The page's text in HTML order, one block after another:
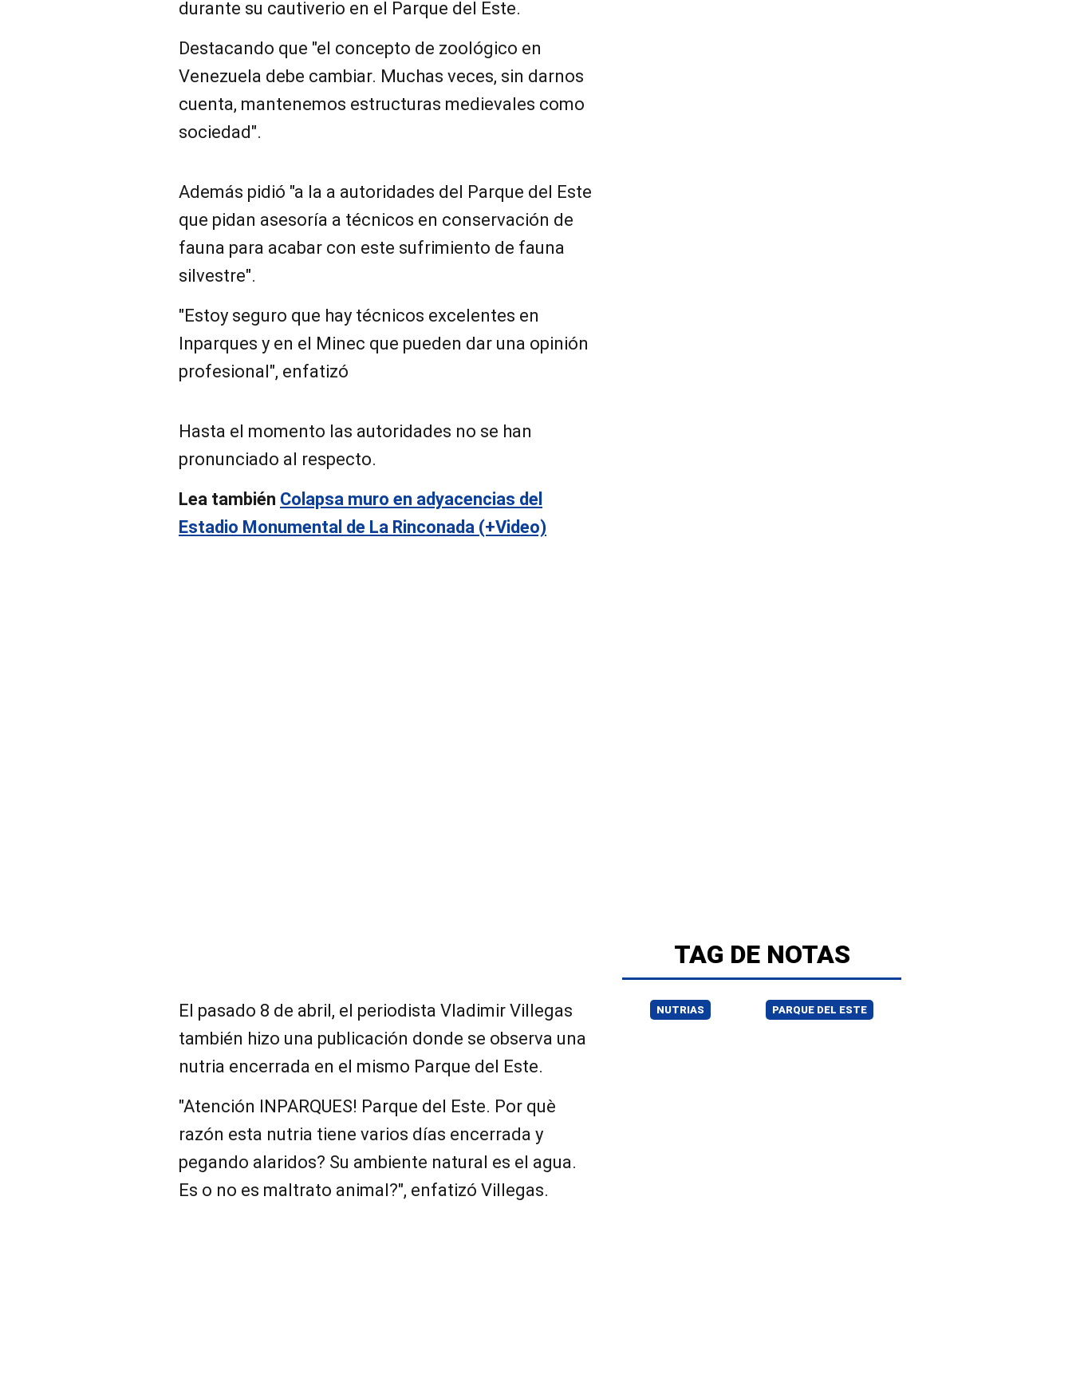
durante su cautiverio en el Parque del Este.
Destacando que "el concepto de zoológico en
Venezuela debe cambiar. Muchas veces, sin darnos
cuenta, mantenemos estructuras medievales como
sociedad".
Además pidió "a la a autoridades del Parque del Este
que pidan asesoría a técnicos en conservación de
fauna para acabar con este sufrimiento de fauna
silvestre".
"Estoy seguro que hay técnicos excelentes en
Inparques y en el Minec que pueden dar una opinión
profesional", enfatizó
Hasta el momento las autoridades no se han
pronunciado al respecto.
Lea también Colapsa muro en adyacencias del
Estadio Monumental de La Rinconada (+Video)
El pasado 8 de abril, el periodista Vladimir Villegas
también hizo una publicación donde se observa una
nutria encerrada en el mismo Parque del Este.
"Atención INPARQUES! Parque del Este. Por què
razón esta nutria tiene varios días encerrada y
pegando alaridos? Su ambiente natural es el agua.
Es o no es maltrato animal?", enfatizó Villegas.
TAG DE NOTAS
NUTRIAS PARQUE DEL ESTE